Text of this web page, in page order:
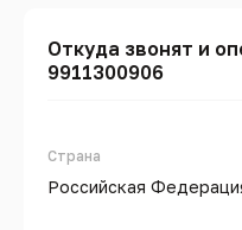
Откуда звонят и
9911300906
Страна
Российская